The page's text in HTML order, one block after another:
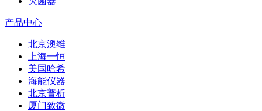
产品中心
北京澳维
上海一恒
美国哈希
海能仪器
北京普析
厦门致微